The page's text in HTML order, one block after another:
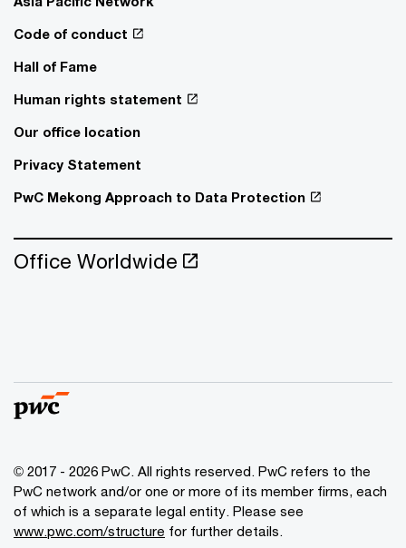
Code of conduct
Hall of Fame
Human rights statement
Our office location
Privacy Statement
PwC Mekong Approach to Data Protection
Office Worldwide
© 2017 - 2026 PwC. All rights reserved. PwC refers to the
PwC network and/or one or more of its member firms, each
of which is a separate legal entity. Please see
www.pwc.com/structure for further details.